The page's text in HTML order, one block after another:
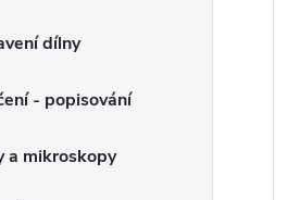
dílny
- popisování
a mikroskopy